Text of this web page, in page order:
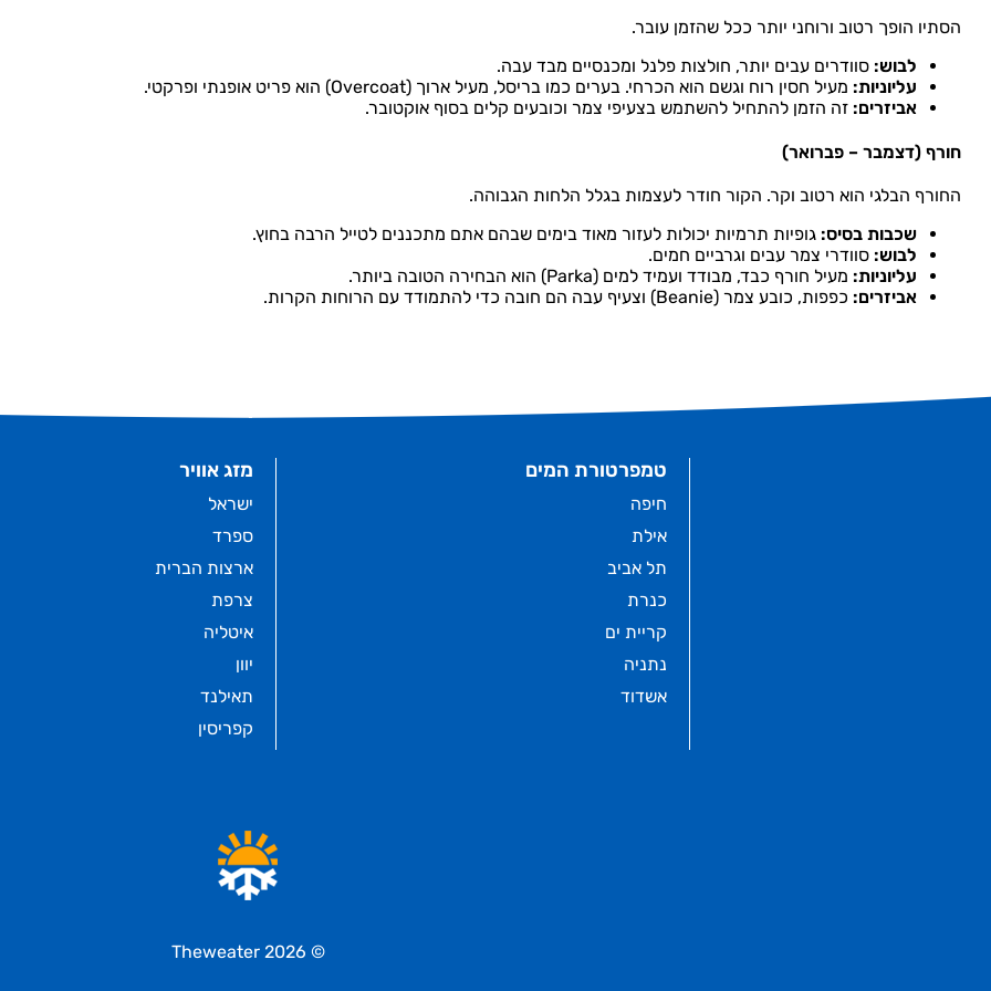
הסתיו הופך רטוב ורוחני יותר ככל שהזמן עובר.
לבוש: סוודרים עבים יותר, חולצות פלנל ומכנסיים מבד עבה.
עליוניות: מעיל חסין רוח וגשם הוא הכרחי. בערים כמו בריסל, מעיל ארוך (Overcoat) הוא פריט אופנתי ופרקטי.
אביזרים: זה הזמן להתחיל להשתמש בצעיפי צמר וכובעים קלים בסוף אוקטובר.
חורף (דצמבר – פברואר)
החורף הבלגי הוא רטוב וקר. הקור חודר לעצמות בגלל הלחות הגבוהה.
שכבות בסיס: גופיות תרמיות יכולות לעזור מאוד בימים שבהם אתם מתכננים לטייל הרבה בחוץ.
לבוש: סוודרי צמר עבים וגרביים חמים.
עליוניות: מעיל חורף כבד, מבודד ועמיד למים (Parka) הוא הבחירה הטובה ביותר.
אביזרים: כפפות, כובע צמר (Beanie) וצעיף עבה הם חובה כדי להתמודד עם הרוחות הקרות.
טמפרטורת המים
חיפה
אילת
תל אביב
כנרת
קריית ים
נתניה
אשדוד
מזג אוויר
ישראל
ספרד
ארצות הברית
צרפת
איטליה
יוון
תאילנד
קפריסין
© 2026 Theweater